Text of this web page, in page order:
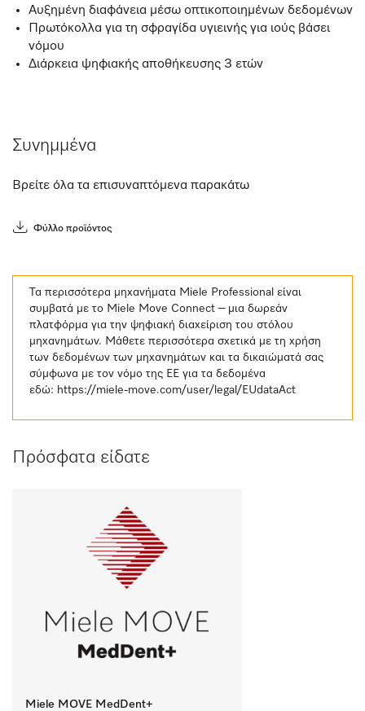
Αυξημένη διαφάνεια μέσω οπτικοποιημένων δεδομένων
Πρωτόκολλα για τη σφραγίδα υγιεινής για ιούς βάσει
νόμου
Διάρκεια ψηφιακής αποθήκευσης 3 ετών
Συνημμένα
Βρείτε όλα τα επισυναπτόμενα παρακάτω
Φύλλο προϊόντος
Τα περισσότερα μηχανήματα Miele Professional είναι
συμβατά με το Miele Move Connect – μια δωρεάν
πλατφόρμα για την ψηφιακή διαχείριση του στόλου
μηχανημάτων. Μάθετε περισσότερα σχετικά με τη χρήση
των δεδομένων των μηχανημάτων και τα δικαιώματά σας
σύμφωνα με τον νόμο της ΕΕ για τα δεδομένα
εδώ: https://miele-move.com/user/legal/EUdataAct
Πρόσφατα είδατε
Miele MOVE MedDent+